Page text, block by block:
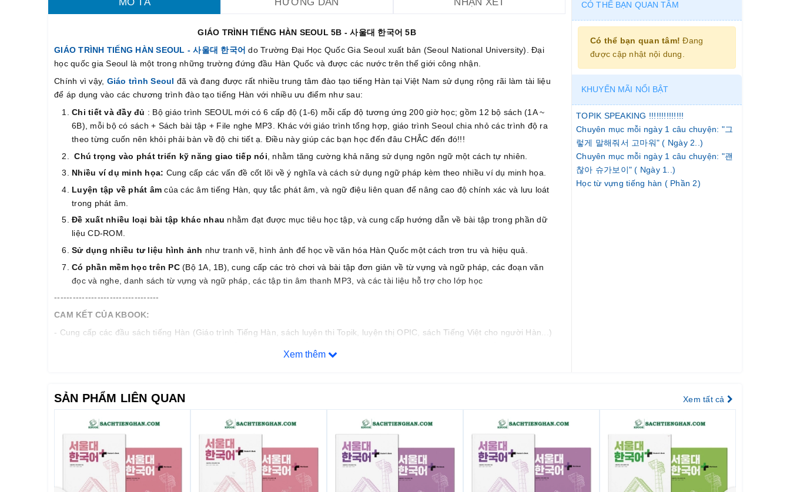
GIÁO TRÌNH TIẾNG HÀN SEOUL 5B - 사울대 한국어 5B
GIÁO TRÌNH TIẾNG HÀN SEOUL - 사울대 한국어 do Trường Đại Học Quốc Gia Seoul xuất bản (Seoul National University). Đại
học quốc gia Seoul là một trong những trường đứng đầu Hàn Quốc và được các nước trên thế giới công nhận.
Chính vì vậy, Giáo trình Seoul đã và đang được rất nhiều trung tâm đào tạo tiếng Hàn tại Việt Nam sử dụng rộng rãi làm tài liệu
để áp dụng vào các chương trình đào tạo tiếng Hàn với nhiều ưu điểm như sau:
Chi tiết và đầy đủ : Bộ giáo trình SEOUL mới có 6 cấp độ (1-6) mỗi cấp độ tương ứng 200 giờ học; gồm 12 bộ sách (1A ~
6B), mỗi bộ có sách + Sách bài tập + File nghe MP3. Khác với giáo trình tổng hợp, giáo trình Seoul chia nhỏ các trình độ ra
theo từng cuốn nên khỏi phải bàn về độ chi tiết ạ. Điều này giúp các bạn học đến đâu CHẮC đến đó!!!
Chú trọng vào phát triển kỹ năng giao tiếp nói , nhằm tăng cường khả năng sử dụng ngôn ngữ một cách tự nhiên.
Nhiều ví dụ minh họa: Cung cấp các vấn đề cốt lõi về ý nghĩa và cách sử dụng ngữ pháp kèm theo nhiều ví dụ minh họa.
Luyện tập về phát âmcủa các âm tiếng Hàn, quy tắc phát âm, và ngữ điệu liên quan để nâng cao độ chính xác và lưu loát
trong phát âm.
Đề xuất nhiều loại bài tập khác nhau nhằm đạt được mục tiêu học tập, và cung cấp hướng dẫn về bài tập trong phần dữ
liệu CD-ROM.
Sử dụng nhiều tư liệu hình ảnh như tranh vẽ, hình ảnh để học về văn hóa Hàn Quốc một cách trơn tru và hiệu quả.
Có phần mềm học trên PC (Bộ 1A, 1B), cung cấp các trò chơi và bài tập đơn giản về từ vựng và ngữ pháp, các đoạn văn
đọc và nghe, danh sách từ vựng và ngữ pháp, các tập tin âm thanh MP3, và các tài liệu hỗ trợ cho lớp học
----------------------------------
CAM KẾT CỦA KBOOK:
- Cung cấp các đầu sách tiếng Hàn (Giáo trình Tiếng Hàn, sách luyện thi Topik, luyện thị OPIC, sách Tiếng Việt cho người Hàn...)
- Hỗ trợ khách hàng 24/24 qua hotline/zalo/facebook với đội ngũ Admin Topik 5,6 với nhiều kinh nghiệm học/dạy tiếng Hàn, thi
Topik, OPIC
- Có cung cấp giá sỉ, số lượng cho các trung tâm, công ty, lớp học (hỗ trợ xuất hóa đơn VAT)
Chúng tôi không chỉ là một đơn vị bán sách, mà còn là đối tác đồng hành cùng người học trong hành trình
khám phá văn hóa và kiến thức qua sách tiếng Hàn. Đồng hành cùng chúng tôi, quý khách hàng sẽ luôn
được đảm bảo một trải nghiệm mua sắm và học tập tốt nhất.
Xem thêm
CÓ THỂ BẠN QUAN TÂM
Có thể bạn quan tâm! Đang
được cập nhật nội dung.
KHUYẾN MÃI NỔI BẬT
TOPIK SPEAKING !!!!!!!!!!!!!!
Chuyên mục mỗi ngày 1 câu chuyện: "그
렇게 말해줘서 고마워" ( Ngày 2..)
Chuyên mục mỗi ngày 1 câu chuyện: "괜
찮아 슈가보이" ( Ngày 1..)
Học từ vựng tiếng hàn ( Phần 2)
SẢN PHẨM LIÊN QUAN Xem tất cả